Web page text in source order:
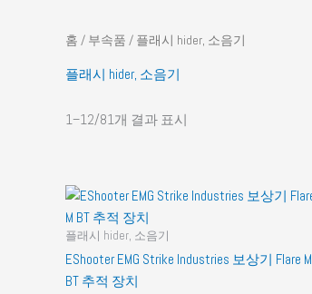
홈 / 부속품 / 플래시 hider, 소음기
플래시 hider, 소음기
1–12/81개 결과 표시
플래시 hider, 소음기
EShooter EMG Strike Industries 보상기 Flare M
BT 추적 장치